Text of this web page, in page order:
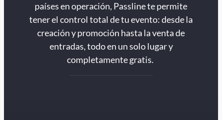
países en operación, Passline te permite
tener el control total de tu evento: desde la
creación y promoción hasta la venta de
entradas, todo en un solo lugar y
completamente gratis.